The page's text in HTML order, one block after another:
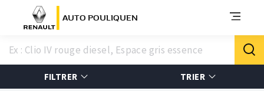
AUTO POULIQUEN
FILTRER TRIER